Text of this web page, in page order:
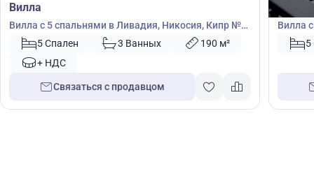
Вилла
Вилла с 5 спальнями в Ливадия, Никосия, Кипр №
515665 Спален 3 Ванных
190 м²
+ НДС
Связаться с продавцом
Вилла
Вилла
№
5